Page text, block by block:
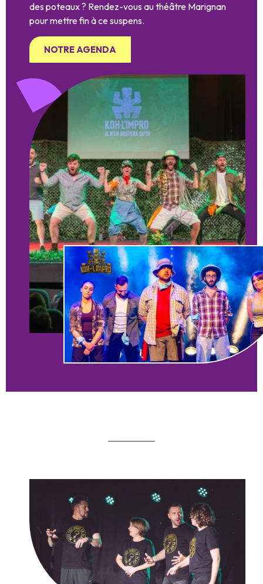
des poteaux ? Rendez-vous au théâtre Marignan
pour mettre fin à ce suspens.
NOTRE AGENDA